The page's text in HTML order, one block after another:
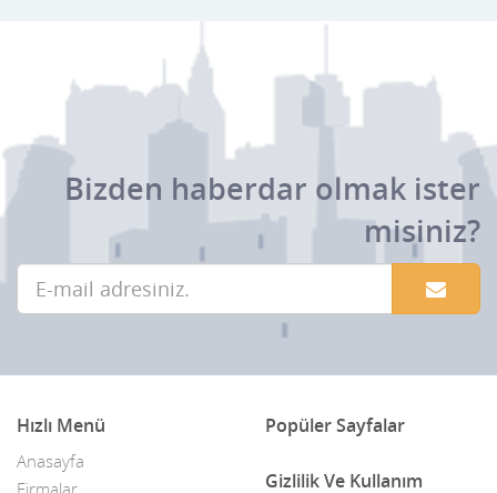
Bizden haberdar olmak ister
misiniz?
Hızlı Menü
Anasayfa
Popüler Sayfalar
Gizlilik Ve Kullanım